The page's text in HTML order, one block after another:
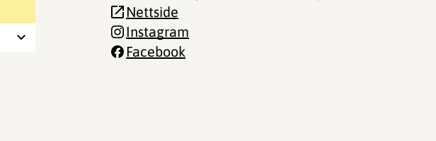
Nettside
Instagram
Facebook